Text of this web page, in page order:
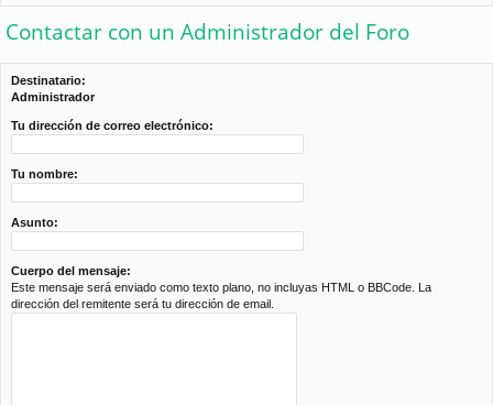
es
rá
pi
ifi
ra
c
Contactar con un Administrador del Foro
Destinatario:
Administrador
Tu dirección de correo electrónico:
Tu nombre:
Asunto:
Cuerpo del mensaje:
Este mensaje será enviado como texto plano, no incluyas HTML o BBCode. La
dirección del remitente será tu dirección de email.